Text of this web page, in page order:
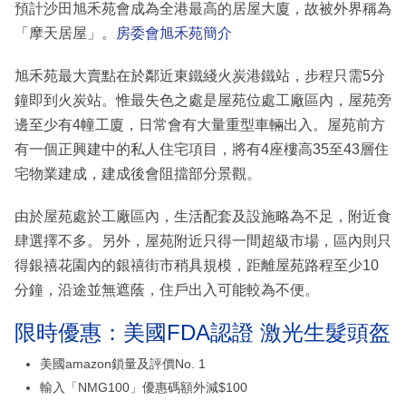
預計沙田旭禾苑會成為全港最高的居屋大廈，故被外界稱為
「摩天居屋」。
房委會旭禾苑簡介
旭禾苑最大賣點在於鄰近東鐵綫火炭港鐵站，步程只需5分
鐘即到火炭站。惟最失色之處是屋苑位處工廠區內，屋苑旁
邊至少有4幢工廈，日常會有大量重型車輛出入。屋苑前方
有一個正興建中的私人住宅項目，將有4座樓高35至43層住
宅物業建成，建成後會阻擋部分景觀。
由於屋苑處於工廠區內，生活配套及設施略為不足，附近食
肆選擇不多。另外，屋苑附近只得一間超級市場，區內則只
得銀禧花園內的銀禧街市稍具規模，距離屋苑路程至少10
分鐘，沿途並無遮蔭，住戶出入可能較為不便。
限時優惠：美國FDA認證 激光生髮頭盔
美國amazon鎖量及評價No. 1
輸入「NMG100」優惠碼額外減$100